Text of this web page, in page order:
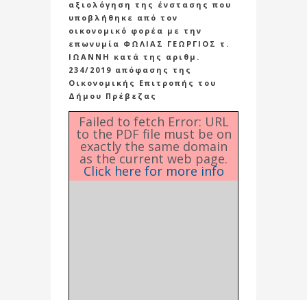
αξιολόγηση της ένστασης που
υποβλήθηκε από τον
οικονομικό φορέα με την
επωνυμία ΦΩΛΙΑΣ ΓΕΩΡΓΙΟΣ τ.
ΙΩΑΝΝΗ κατά της αριθμ.
234/2019 απόφασης της
Οικονομικής Επιτροπής του
Δήμου Πρέβεζας
Failed to fetch Error: URL
to the PDF file must be on
exactly the same domain
as the current web page.
Click here for more info